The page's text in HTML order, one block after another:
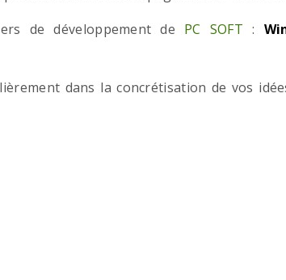
de développement de PC SOFT :
dans la concrétisation de vos